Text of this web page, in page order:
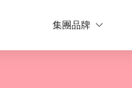
集團品牌